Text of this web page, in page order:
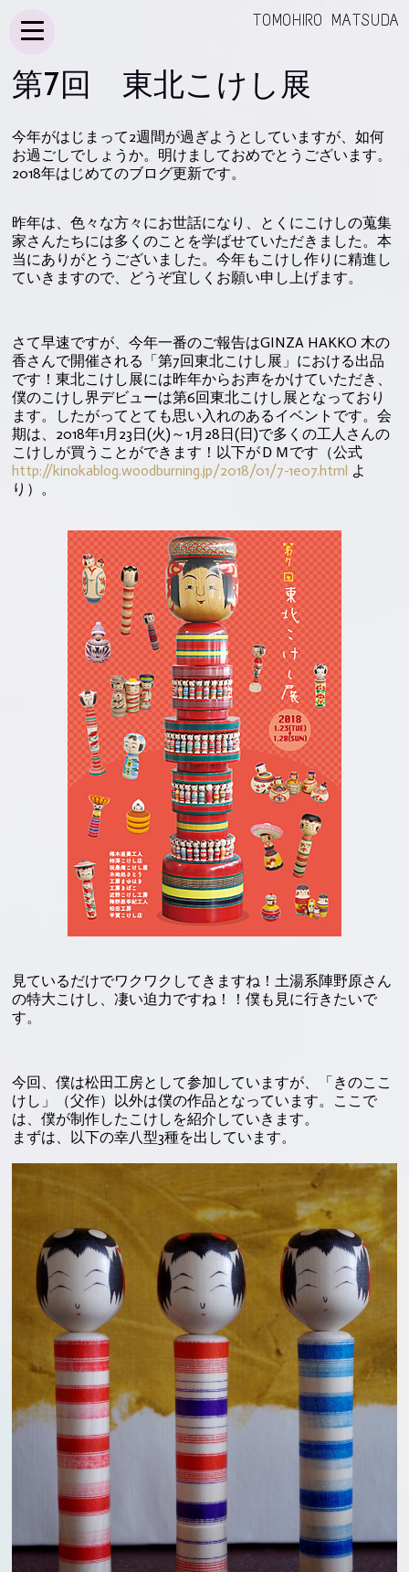
TOMOHIRO MATSUDA
第7回 東北こけし展
今年がはじまって2週間が過ぎようとしていますが、如何
お過ごしでしょうか。明けましておめでとうございます。
2018年はじめてのブログ更新です。
昨年は、色々な方々にお世話になり、とくにこけしの蒐集
家さんたちには多くのことを学ばせていただきました。本
当にありがとうございました。今年もこけし作りに精進し
ていきますので、どうぞ宜しくお願い申し上げます。
さて早速ですが、今年一番のご報告はGINZA HAKKO 木の
香さんで開催される「第7回東北こけし展」における出品
です！東北こけし展には昨年からお声をかけていただき、
僕のこけし界デビューは第6回東北こけし展となっており
ます。したがってとても思い入れのあるイベントです。会
期は、2018年1月23日(火)～1月28日(日)で多くの工人さんの
こけしが買うことができます！以下がＤＭです（公式
http://kinokablog.woodburning.jp/2018/01/7-1e07.html よ
り）。
見ているだけでワクワクしてきますね！土湯系陣野原さん
の特大こけし、凄い迫力ですね！！僕も見に行きたいで
す。
今回、僕は松田工房として参加していますが、「きのここ
けし」（父作）以外は僕の作品となっています。ここで
は、僕が制作したこけしを紹介していきます。
まずは、以下の幸八型3種を出しています。